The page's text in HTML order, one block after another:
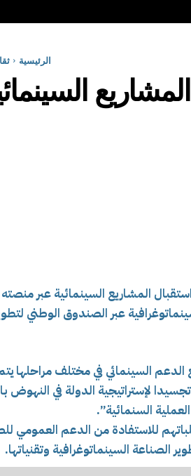
الرئيسية
المشاريع السينمائية عبر
عبر الصندوق الوطني
السينمائي في مختلف مراحلها
لإستراتيجية الدولة في النهوض
السنمائية”.
للاستفادة من الدعم العمومي
الصناعة السينماتوغرافية وتقنياتها.